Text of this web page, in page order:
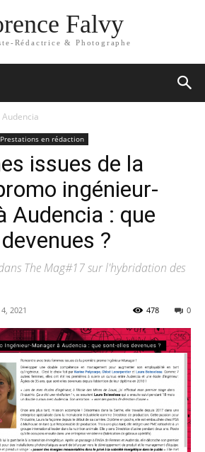
Falvy
Rédactrice & Photographe
Audencia
Prestations en rédaction
issues de la
ingénieur-
Audencia : que
?
The Mag#17 sur l'hybridation des
2021 0
478